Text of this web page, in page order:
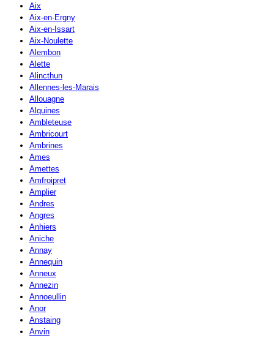
Aix
Aix-en-Ergny
Aix-en-Issart
Aix-Noulette
Alembon
Alette
Alincthun
Allennes-les-Marais
Allouagne
Alquines
Ambleteuse
Ambricourt
Ambrines
Ames
Amettes
Amfroipret
Amplier
Andres
Angres
Anhiers
Aniche
Annay
Annequin
Anneux
Annezin
Annoeullin
Anor
Anstaing
Anvin